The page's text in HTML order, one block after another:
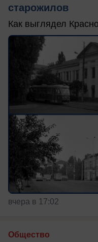
старожилов
Как выглядел
вчера в 17:02
Общество